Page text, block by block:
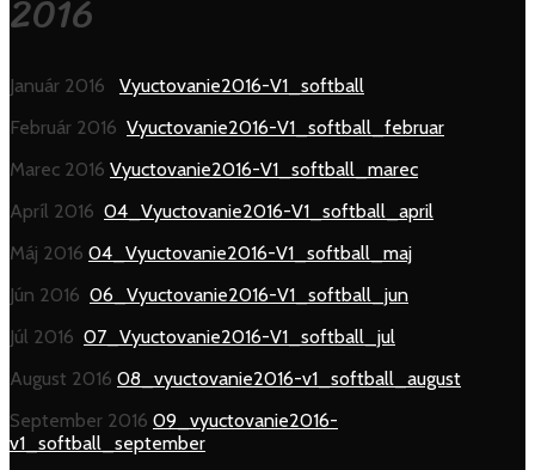
2016
Január 2016 Vyuctovanie2016-V1_softball
Február 2016 Vyuctovanie2016-V1_softball_februar
Marec 2016 Vyuctovanie2016-V1_softball_marec
Apríl 2016 04_Vyuctovanie2016-V1_softball_april
Máj 2016 04_Vyuctovanie2016-V1_softball_maj
Jún 2016 06_Vyuctovanie2016-V1_softball_jun
Júl 2016 07_Vyuctovanie2016-V1_softball_jul
August 2016 08_vyuctovanie2016-v1_softball_august
September 2016 09_vyuctovanie2016-
v1_softball_september